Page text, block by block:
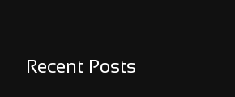
Recent Posts